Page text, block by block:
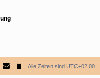
Alle Zeiten sind UTC+02:00